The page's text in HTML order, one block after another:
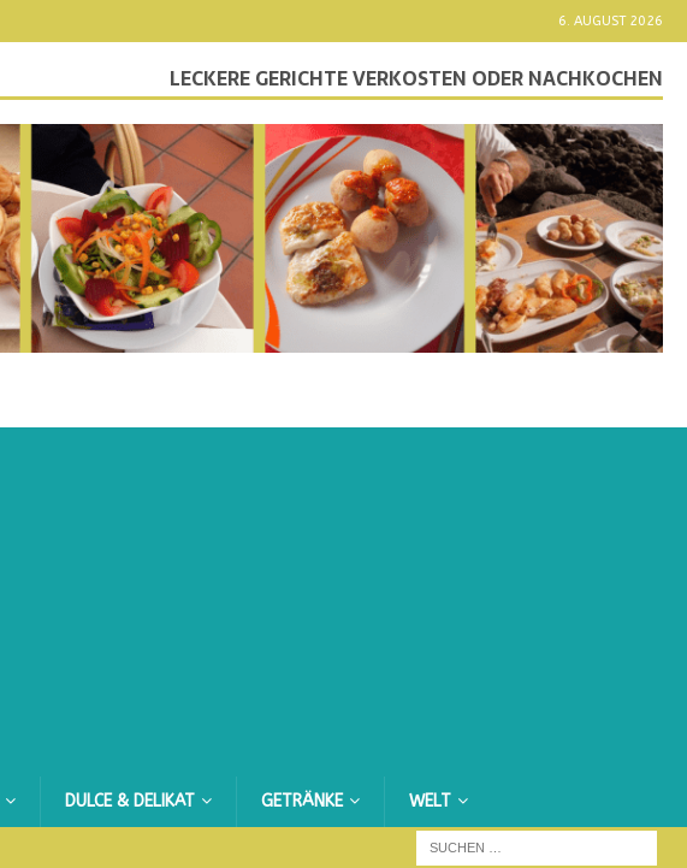
6. AUGUST 2026
LECKERE GERICHTE VERKOSTEN ODER NACHKOCHEN
DULCE & DELIKAT GETRÄNKE WELT